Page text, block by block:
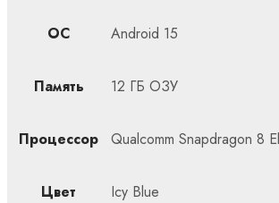
ОС Android 15
Память 12 ГБ ОЗУ
Процессор Qualcomm Snapdragon 8
Цвет Icy Blue